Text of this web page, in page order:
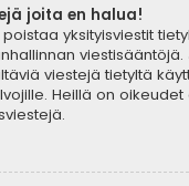
joita en halua!
yksityisviestit
viestejä tietyltä
Heillä on